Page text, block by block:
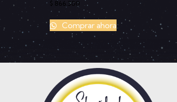
$ 866.300
Comprar ahora